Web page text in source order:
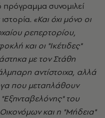
πρόγραμμα συνομιλεί
. «Και όχι μόνο οι
ρεπερτορίου,
και οι "Ικέτιδες"
με τον Στάθη
αντίστοιχα, αλλά
που μεταπλάθουν
του
και η "Μήδεια"